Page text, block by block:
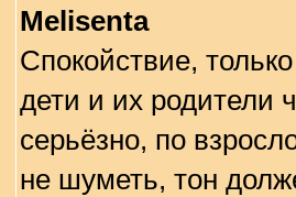
Melisenta
Спокойствие,
дети и их родители
серьёзно, по
не шуметь, тон